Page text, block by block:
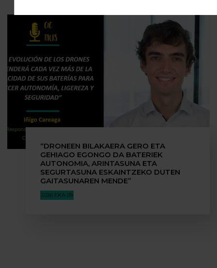
“DRONEEN BILAKAERA GERO ETA
GEHIAGO EGONGO DA BATERIEK
AUTONOMIA, ARINTASUNA ETA
SEGURTASUNA ESKAINTZEKO DUTEN
GAITASUNAREN MENDE”
2026 EKA 09